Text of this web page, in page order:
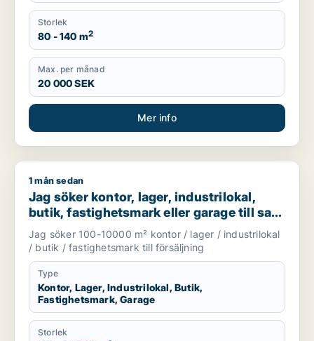
Storlek
80 - 140 m2
Max. per månad
20 000 SEK
Mer info
Jag söker kontor, lager, industrilokal, butik, fastighetsmark
1 mån sedan
Jag söker kontor, lager, industrilokal,
butik, fastighetsmark eller garage till salu
i Vallentuna, Österåker eller Järfälla m.fl.
Jag söker 100-10000 m² kontor / lager / industrilokal
/ butik / fastighetsmark till försäljning
Type
Kontor, Lager, Industrilokal, Butik,
Fastighetsmark, Garage
Storlek